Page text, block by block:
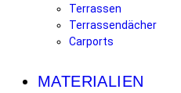
Terrassen
Terrassendächer
Carports
MATERIALIEN